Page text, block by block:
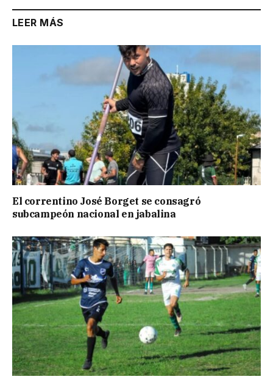
LEER MÁS
El correntino José Borget se consagró
subcampeón nacional en jabalina